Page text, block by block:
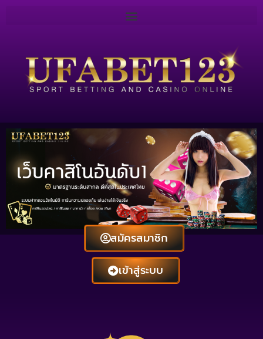
สมัครสมาชิก
เข้าสู่ระบบ